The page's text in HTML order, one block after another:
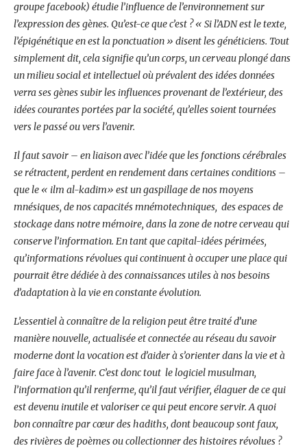
groupe facebook) étudie l’influence de l’environnement sur
l’expression des gènes. Qu’est-ce que c’est ? « Si l’ADN est le texte,
l’épigénétique en est la ponctuation » disent les généticiens. Tout
simplement dit, cela signifie qu’un corps, un cerveau plongé dans
un milieu social et intellectuel où prévalent des idées données
verra ses gènes subir les influences provenant de l’extérieur, des
idées courantes portées par la société, qu’elles soient tournées
vers le passé ou vers l’avenir.
Il faut savoir – en liaison avec l’idée que les fonctions cérébrales
se rétractent, perdent en rendement dans certaines conditions –
que le « ilm al-kadim» est un gaspillage de nos moyens
mnésiques, de nos capacités mnémotechniques, des espaces de
stockage dans notre mémoire, dans la zone de notre cerveau qui
conserve l’information. En tant que capital-idées périmées,
qu’informations révolues qui continuent à occuper une place qui
pourrait être dédiée à des connaissances utiles à nos besoins
d’adaptation à la vie en constante évolution.
L’essentiel à connaître de la religion peut être traité d’une
manière nouvelle, actualisée et connectée au réseau du savoir
moderne dont la vocation est d’aider à s’orienter dans la vie et à
faire face à l’avenir. C’est donc tout le logiciel musulman,
l’information qu’il renferme, qu’il faut vérifier, élaguer de ce qui
est devenu inutile et valoriser ce qui peut encore servir. A quoi
bon connaître par cœur des hadiths, dont beaucoup sont faux,
des rivières de poèmes ou collectionner des histoires révolues ?